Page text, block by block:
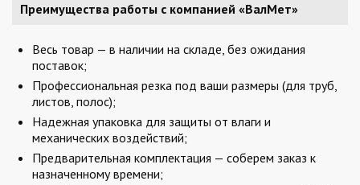
Преимущества работы с компанией «ВалМет»
Весь товар — в наличии на складе, без ожидания
поставок;
Профессиональная резка под ваши размеры (для труб,
листов, полос);
Надежная упаковка для защиты от влаги и
механических воздействий;
Предварительная комплектация — соберем заказ к
назначенному времени;